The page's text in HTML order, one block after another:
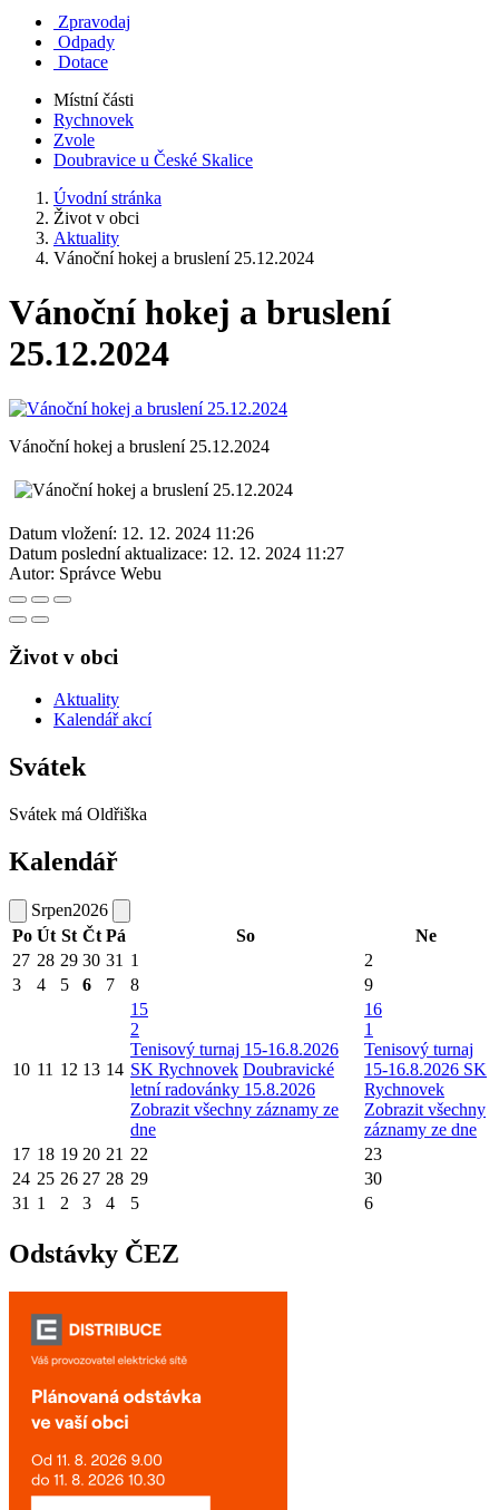
Zpravodaj
Odpady
Dotace
Místní části
Rychnovek
Zvole
Doubravice u České Skalice
Úvodní stránka
Život v obci
Aktuality
Vánoční hokej a bruslení 25.12.2024
Vánoční hokej a bruslení
25.12.2024
Vánoční hokej a bruslení 25.12.2024
Datum vložení: 12. 12. 2024 11:26
Datum poslední aktualizace: 12. 12. 2024 11:27
Autor: Správce Webu
Život v obci
Aktuality
Kalendář akcí
Svátek
Svátek má Oldřiška
Kalendář
Srpen2026
Po Út St Čt Pá So
Ne
27 28 29 30 31 1
2
3
4 5 6 7 8 9
10 11 12 13 14
15
2
Tenisový turnaj 15-16.8.2026
SK Rychnovek Doubravické
letní radovánky 15.8.2026
Zobrazit všechny záznamy ze
dne
16
1
Tenisový turnaj
15-16.8.2026 SK
Rychnovek
Zobrazit všechny
záznamy ze dne
17 18 19 20 21 22
23
24 25 26 27 28 29
30
31 1 2 3 4 5 6
Odstávky ČEZ